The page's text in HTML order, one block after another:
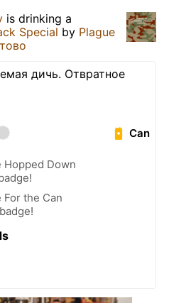
is drinking a
Special by Plague
дичь. Отвратное
Can
Hopped Down
For the Can